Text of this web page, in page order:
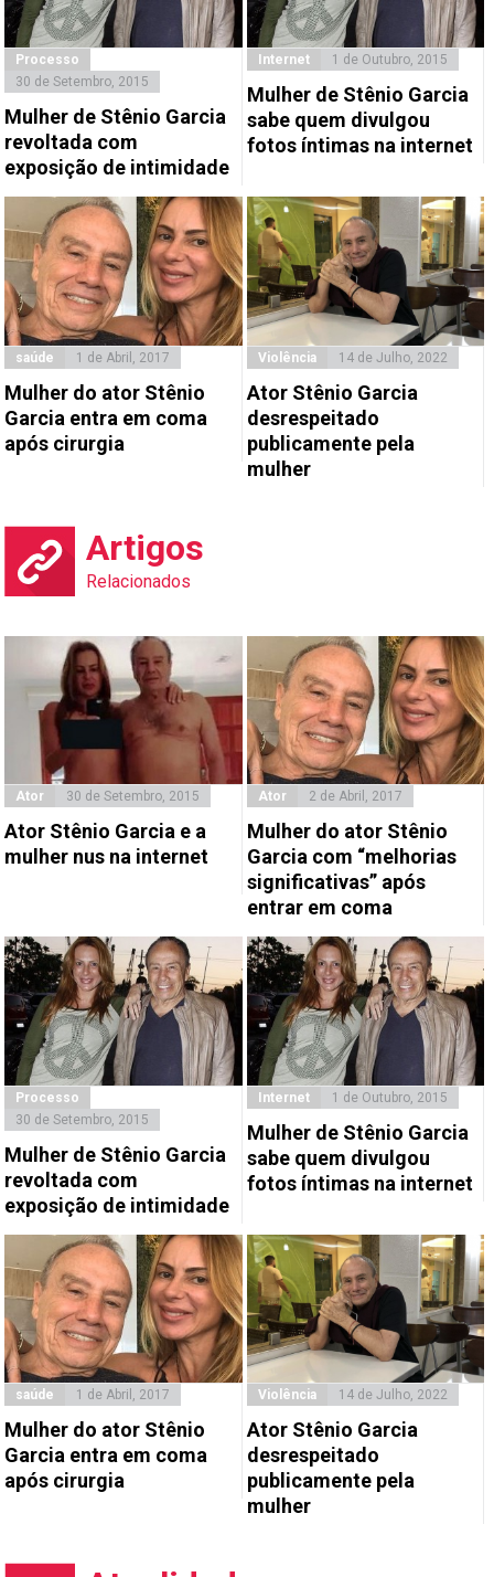
Processo
30 de Setembro, 2015
Mulher de Stênio Garcia
revoltada com
exposição de intimidade
Internet 1 de Outubro, 2015
Mulher de Stênio Garcia
sabe quem divulgou
fotos íntimas na internet
saúde 1 de Abril, 2017
Mulher do ator Stênio
Garcia entra em coma
após cirurgia
Violência 14 de Julho, 2022
Ator Stênio Garcia
desrespeitado
publicamente pela
mulher
Artigos
Relacionados
Ator 30 de Setembro, 2015
Ator Stênio Garcia e a
mulher nus na internet
Ator 2 de Abril, 2017
Mulher do ator Stênio
Garcia com “melhorias
significativas” após
entrar em coma
Processo
30 de Setembro, 2015
Mulher de Stênio Garcia
revoltada com
exposição de intimidade
Internet 1 de Outubro, 2015
Mulher de Stênio Garcia
sabe quem divulgou
fotos íntimas na internet
saúde 1 de Abril, 2017
Mulher do ator Stênio
Garcia entra em coma
após cirurgia
Violência 14 de Julho, 2022
Ator Stênio Garcia
desrespeitado
publicamente pela
mulher